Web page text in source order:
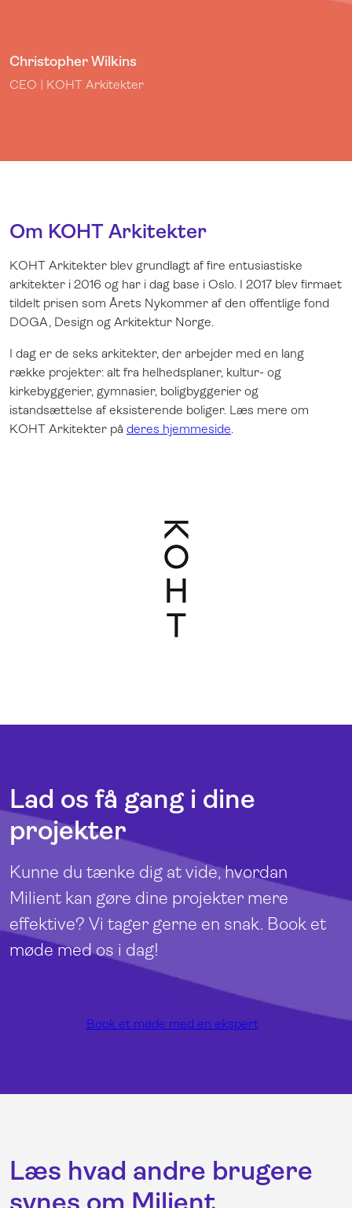
Christopher Wilkins
CEO | KOHT Arkitekter
Om KOHT Arkitekter
KOHT Arkitekter blev grundlagt af fire entusiastiske
arkitekter i 2016 og har i dag base i Oslo. I 2017 blev firmaet
tildelt prisen som Årets Nykommer af den offentlige fond
DOGA, Design og Arkitektur Norge.
I dag er de seks arkitekter, der arbejder med en lang
række projekter: alt fra helhedsplaner, kultur- og
kirkebyggerier, gymnasier, boligbyggerier og
istandsættelse af eksisterende boliger. Læs mere om
KOHT Arkitekter på deres hjemmeside.
Lad os få gang i dine
projekter
Kunne du tænke dig at vide, hvordan
Milient kan gøre dine projekter mere
effektive? Vi tager gerne en snak. Book et
møde med os i dag!
Book et møde med en ekspert
Læs hvad andre brugere
synes om Milient